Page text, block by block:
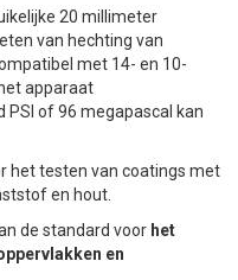
20 millimeter
van hechting van
met 14- en 10-
apparaat
of 96 megapascal kan
het testen van coatings met
en hout.
de standard voor het
en